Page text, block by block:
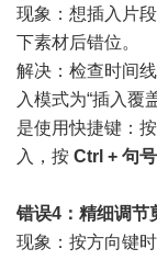
现象：想插入片
下素材后错位。
解决：检查时间
入模式为“插入覆
是使用快捷键：按
入，按 Ctrl + 句号
错误4：精细调节
现象：按方向键